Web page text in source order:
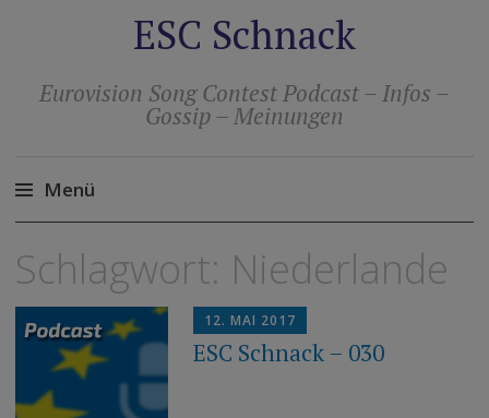
ESC Schnack
Eurovision Song Contest Podcast – Infos –
Gossip – Meinungen
Menü
Inhalt
Schlagwort: Niederlande
12. MAI 2017
ESC Schnack – 030